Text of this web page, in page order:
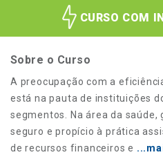
CURSO COM
Sobre o Curso
A preocupação com a
está na pauta de instituições
segmentos. Na área da
seguro e propício à prática
de recursos financeiros e